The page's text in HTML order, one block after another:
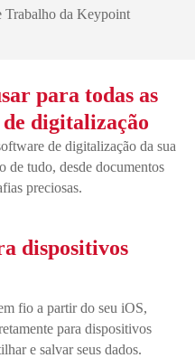
Trabalho da Keypoint
para todas as
de digitalização
de digitalização da sua
de tudo, desde documentos
preciosas.
dispositivos
fio a partir do seu iOS,
para dispositivos
e salvar seus dados.